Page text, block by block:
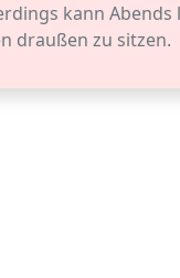
kann
draußen zu sitzen.